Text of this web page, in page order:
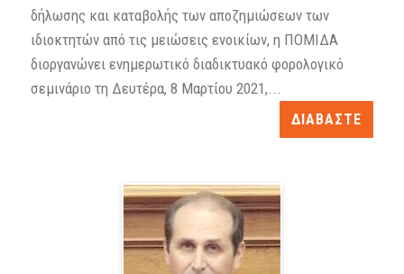
δήλωσης και καταβολής των αποζημιώσεων των
ιδιοκτητών από τις μειώσεις ενοικίων, η ΠΟΜΙΔΑ
διοργανώνει ενημερωτικό διαδικτυακό φορολογικό
σεμινάριο τη Δευτέρα, 8 Μαρτίου 2021,...
ΔΙΑΒΑΣΤΕ